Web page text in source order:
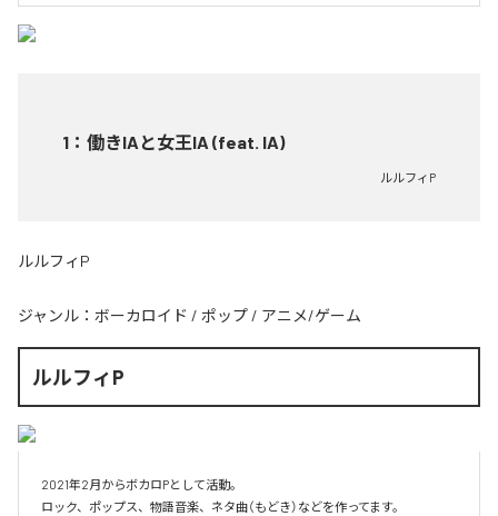
1 ： 働きIAと女王IA (feat. IA)
ルルフィP
ルルフィP
ジャンル： ボーカロイド / ポップ / アニメ/ゲーム
ルルフィP
2021年2月からボカロPとして活動。
ロック、ポップス、物語音楽、ネタ曲（もどき）などを作ってます。